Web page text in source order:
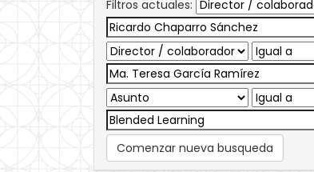
Filtros actuales:
Comenzar nueva busqueda